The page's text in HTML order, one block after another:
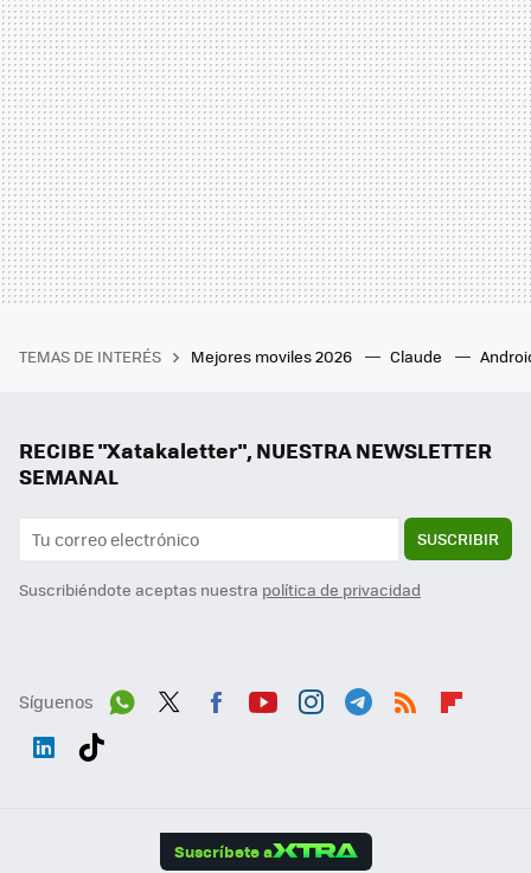
TEMAS DE INTERÉS Mejores moviles 2026 Claude
RECIBE "Xatakaletter", NUESTRA NEWSLETTER
SEMANAL
SUSCRIBIR
Suscribiéndote aceptas nuestra política de privacidad
Síguenos
Suscríbete a